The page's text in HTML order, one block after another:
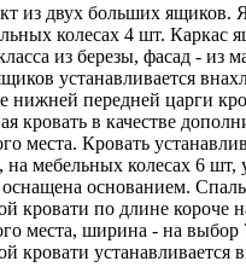
из двух больших ящиков.
колесах 4 шт. Каркас
из березы, фасад - из
устанавливается
нижней передней царги
кровать в качестве
места. Кровать
на мебельных колесах 6 шт,
оснащена основанием.
кровати по длине короче
места, ширина - на выбор
кровати устанавливается